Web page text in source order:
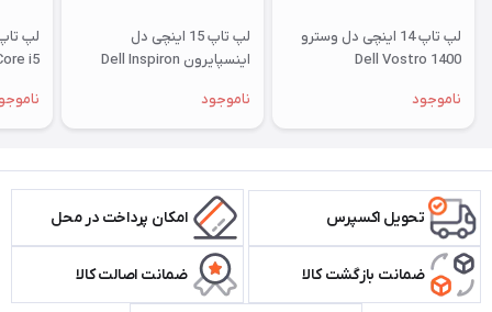
لپ تاپ 14 اینچی دل وسترو
Dell Vostro 1400
ناموجود
لپ تاپ 15 اینچی دل
اینسپایرون Dell Inspiron
ناموجود
i5
تحویل اکسپرس امکان پرداخت در محل
ضمانت بازگشت کالا ضمانت اصالت کالا